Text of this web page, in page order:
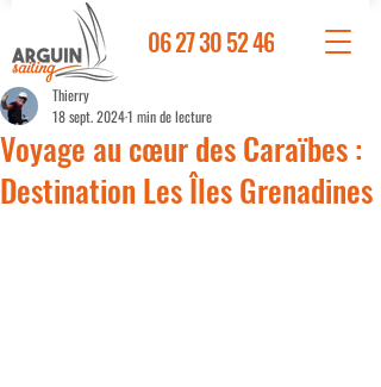
06 27 30 52 46
Voyage au cœur des Caraïbes :
Destination Les Îles Grenadines
Thierry
18 sept. 20241 min de lecture